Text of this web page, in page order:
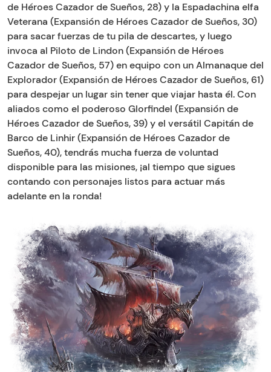
de Héroes Cazador de Sueños, 28) y la Espadachina elfa
Veterana (Expansión de Héroes Cazador de Sueños, 30)
para sacar fuerzas de tu pila de descartes, y luego
invoca al Piloto de Lindon (Expansión de Héroes
Cazador de Sueños, 57) en equipo con un Almanaque del
Explorador (Expansión de Héroes Cazador de Sueños, 61)
para despejar un lugar sin tener que viajar hasta él. Con
aliados como el poderoso Glorfindel (Expansión de
Héroes Cazador de Sueños, 39) y el versátil Capitán de
Barco de Linhir (Expansión de Héroes Cazador de
Sueños, 40), tendrás mucha fuerza de voluntad
disponible para las misiones, ¡al tiempo que sigues
contando con personajes listos para actuar más
adelante en la ronda!